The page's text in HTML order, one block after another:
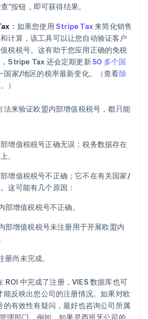
”按钮，即可获得结果。
： 如果您使用Stripe Tax来简化销售
计算，该工具可以让您自动验证客户
税税号。这有助于您应用正确的免税
Stripe Tax 还会定期更新50 多个国
国家/地区的税率最新变化。（查看除
）
法来验证欧盟内部增值税税号，都只能
增值税税号正确无误；税务数据存在
。
增值税税号不正确；它不在有关国家/
这可能有几个原因：
部增值税税号不正确。
部增值税税号未注册用于开展欧盟内
册尚未完成。
ROI 中完成了注册，VIES 数据库也可
能反映出您公司的注册情况。如果对欧
的有效性有疑问，最好也咨询公司所属